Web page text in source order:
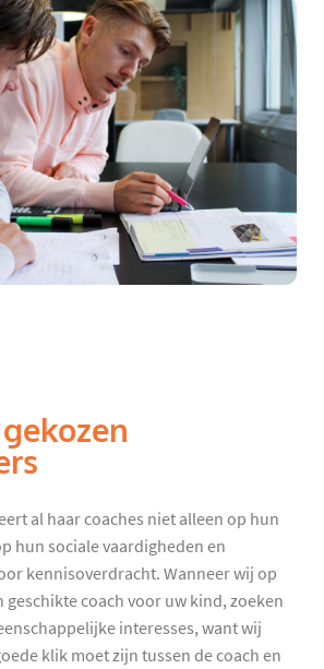
al haar coaches niet alleen op hun
hun sociale vaardigheden en
kennisoverdracht. Wanneer wij op
geschikte coach voor uw kind, zoeken
interesses, want wij
klik moet zijn tussen de coach en